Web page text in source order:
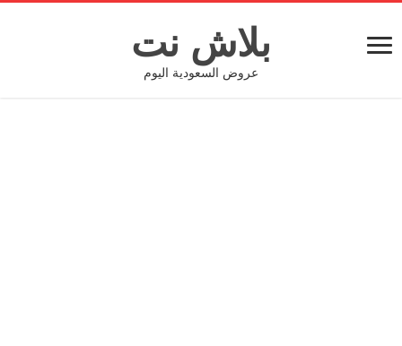
بلاش نت
عروض السعودية اليوم